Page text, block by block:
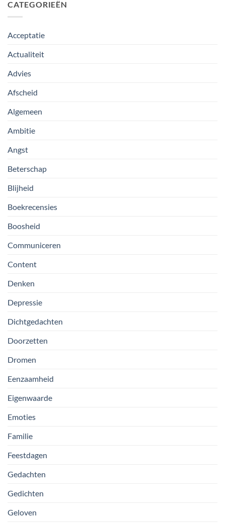
CATEGORIEËN
Acceptatie
Actualiteit
Advies
Afscheid
Algemeen
Ambitie
Angst
Beterschap
Blijheid
Boekrecensies
Boosheid
Communiceren
Content
Denken
Depressie
Dichtgedachten
Doorzetten
Dromen
Eenzaamheid
Eigenwaarde
Emoties
Familie
Feestdagen
Gedachten
Gedichten
Geloven